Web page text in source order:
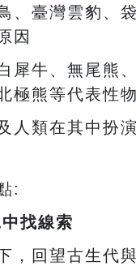
、臺灣雲豹、
因
犀牛、無尾熊
極熊等代表性
人類在其中扮
:
找線索
，回望古生代